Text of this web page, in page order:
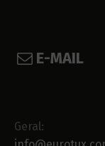
E-MAIL
Geral: